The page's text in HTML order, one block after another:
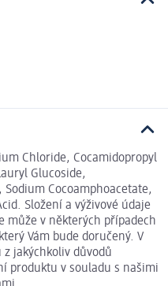
Chloride, Cocamidopropyl
Glucoside,
Cocoamphoacetate,
Složení a výživové údaje
může v některých případech
Vám bude doručený. V
jakýchkoliv důvodů
produktu v souladu s našimi